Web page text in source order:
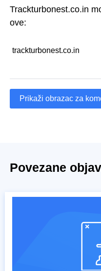
Trackturbonest.co.in
ove:
trackturbonest.co.in
Prikaži obrazac za
Povezane